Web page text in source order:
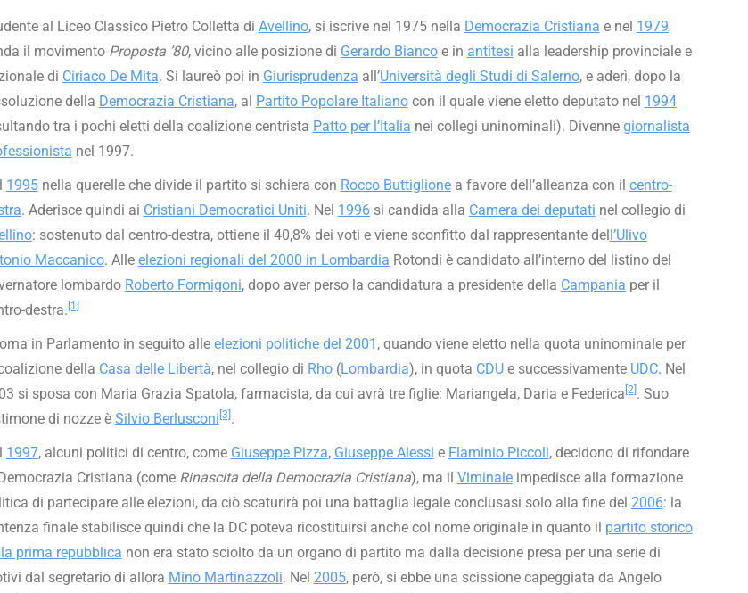
al Liceo Classico Pietro Colletta di Avellino, si iscrive nel 1975 nella Democrazia Cristiana e nel 1979
il movimento Proposta ’80, vicino alle posizione di Gerardo Biancoe in antitesi alla leadership provinciale e
di Ciriaco De Mita. Si laureò poi in Giurisprudenza all’Università degli Studi di Salerno, e aderì, dopo la
della Democrazia Cristiana, al Partito Popolare Italianocon il quale viene eletto deputato nel 1994
tra i pochi eletti della coalizione centrista Patto per l’Italia nei collegi uninominali). Divenne giornalista
nel 1997.
1995nella querelle che divide il partito si schiera con Rocco Buttiglionea favore dell’alleanza con il centro-
. Aderisce quindi ai Cristiani Democratici Uniti. Nel 1996si candida alla Camera dei deputati nel collegio di
: sostenuto dal centro-destra, ottiene il 40,8% dei voti e viene sconfitto dal rappresentante dell’Ulivo
Maccanico. Alle elezioni regionali del 2000 in Lombardia Rotondi è candidato all’interno del listino del
lombardo Roberto Formigoni, dopo aver perso la candidatura a presidente della Campania per il
destra. [1]
in Parlamento in seguito alle elezioni politiche del 2001 , quando viene eletto nella quota uninominale per
della Casa delle Libertà, nel collegio di Rho(Lombardia), in quota CDUe successivamente UDC. Nel
si sposa con Maria Grazia Spatola, farmacista, da cui avrà tre figlie: Mariangela, Daria e Federica [2]. Suo
di nozze è Silvio Berlusconi [3] .
1997, alcuni politici di centro, come Giuseppe Pizza, Giuseppe Alessi e Flaminio Piccoli, decidono di rifondare
Cristiana (come Rinascita della Democrazia Cristiana), ma il Viminaleimpedisce alla formazione
di partecipare alle elezioni, da ciò scaturirà poi una battaglia legale conclusasi solo alla fine del 2006: la
finale stabilisce quindi che la DC poteva ricostituirsi anche col nome originale in quanto il partito storico
prima repubblica non era stato sciolto da un organo di partito ma dalla decisione presa per una serie di
dal segretario di allora Mino Martinazzoli. Nel 2005, però, si ebbe una scissione capeggiata da Angelo